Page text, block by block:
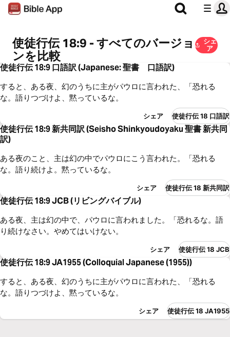
使徒行伝 18:9 - すべてのバージョ
ンを比較
シェ
ア
使徒行伝 18:9 口語訳 (Japanese: 聖書 口語訳)
すると、ある夜、幻のうちに主がパウロに言われた、「恐れる
な。語りつづけよ、黙っているな。
シェア 使徒行伝 18 口語訳
使徒行伝 18:9 新共同訳 (Seisho Shinkyoudoyaku 聖書 新共同
訳)
ある夜のこと、主は幻の中でパウロにこう言われた。「恐れる
な。語り続けよ。黙っているな。
シェア 使徒行伝 18 新共同訳
使徒行伝 18:9 JCB (リビングバイブル)
ある夜、主は幻の中で、パウロに言われました。「恐れるな。語
り続けなさい。やめてはいけない。
シェア 使徒行伝 18 JCB
使徒行伝 18:9 JA1955 (Colloquial Japanese (1955))
すると、ある夜、幻のうちに主がパウロに言われた、「恐れる
な。語りつづけよ、黙っているな。
シェア 使徒行伝 18 JA1955